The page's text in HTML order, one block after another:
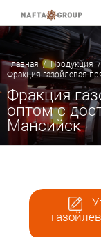
Главная/Продукция
Фракция газойлевая
Фракция
оптом с
Мансийск